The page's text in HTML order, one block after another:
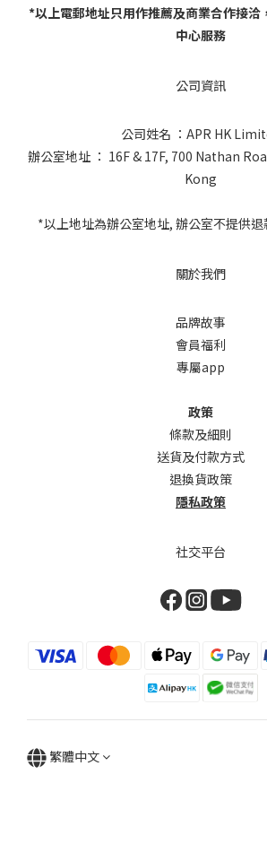
*以上電郵地址只用作推薦及商業合作接洽
中心服務
公司資訊
公司姓名 ：APR HK
辦公室地址 ： 16F & 17F, 700 Nathan
Kong
*以上地址為辦公室地址, 辦公室不提供退
關於我們
品牌故事
會員福利
專屬app
政策
條款及細則
送貨及付款方式
退換貨政策
隱私政策
社交平台
繁體中文